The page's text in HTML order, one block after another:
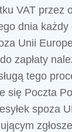
VAT przez
dnia
Unii
zapłaty
tego
się Poczta
spoza